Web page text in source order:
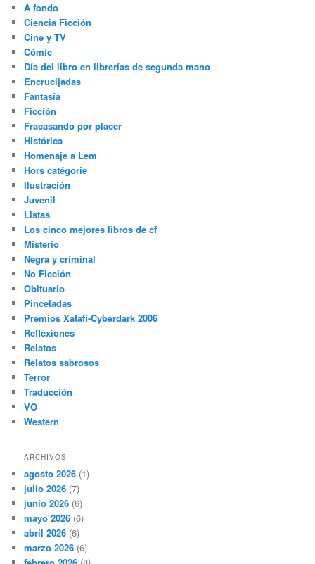
A fondo
Ciencia Ficción
Cine y TV
Cómic
Día del libro en librerías de segunda mano
Encrucijadas
Fantasía
Ficción
Fracasando por placer
Histórica
Homenaje a Lem
Hors catégorie
Ilustración
Juvenil
Listas
Los cinco mejores libros de cf
Misterio
Negra y criminal
No Ficción
Obituario
Pinceladas
Premios Xatafi-Cyberdark 2006
Reflexiones
Relatos
Relatos sabrosos
Terror
Traducción
VO
Western
ARCHIVOS
agosto 2026 (1)
julio 2026 (7)
junio 2026 (6)
mayo 2026 (6)
abril 2026 (6)
marzo 2026 (6)